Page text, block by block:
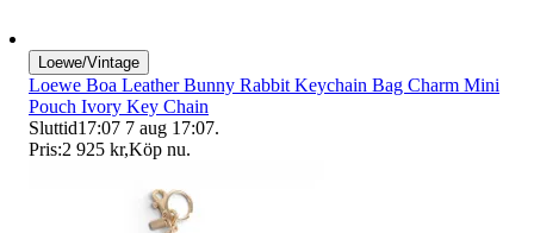
Loewe/Vintage
Loewe Boa Leather Bunny Rabbit Keychain Bag Charm Mini
Pouch Ivory Key Chain
Sluttid17:07 7 aug 17:07.
Pris:2 925 kr,Köp nu.